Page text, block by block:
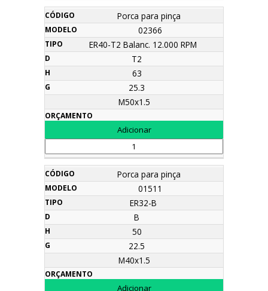
Porca para pinça
02366
ER40-T2 Balanc. 12.000 RPM
T2
63
25.3
M50x1.5
Porca para pinça
01511
ER32-B
B
50
22.5
M40x1.5